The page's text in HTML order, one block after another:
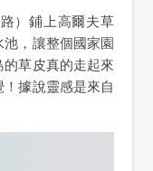
）鋪上高爾夫草
，讓整個國家園
草皮真的走起來
據說靈感是來自